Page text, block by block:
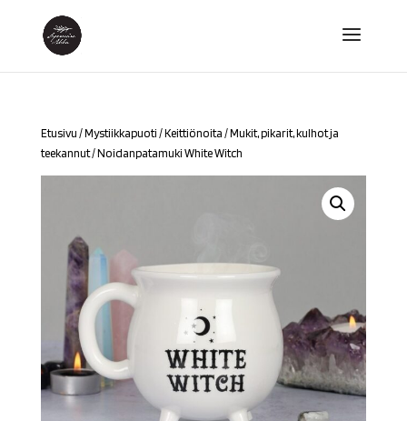
Etusivu /Mystiikkapuoti /Keittiönoita /Mukit, pikarit, kulhot ja
teekannut/ Noidanpatamuki White Witch